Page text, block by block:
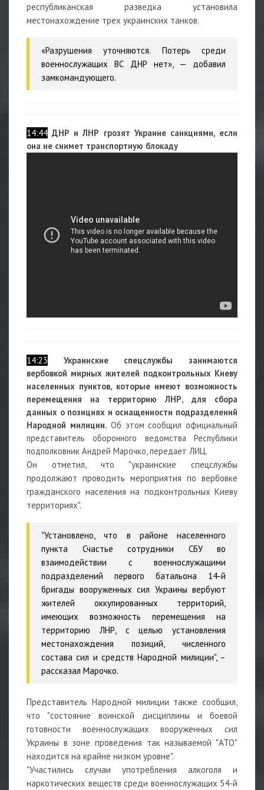
республиканская разведка установила
местонахождение трех украинских танков.
«Разрушения уточняются. Потерь среди
военнослужащих ВС ДНР нет», — добавил
замкомандующего.
14:44 ДНР и ЛНР грозят Украине санкциями, если
она не снимет транспортную блокаду
14:23
Украинские спецслужбы занимаются
вербовкой мирных жителей подконтрольных Киеву
населенных пунктов, которые имеют возможность
перемещения на территорию ЛНР, для сбора
данных о позициях и оснащенности подразделений
Народной милиции. Об этом сообщил официальный
представитель оборонного ведомства Республики
подполковник Андрей Марочко, передает ЛИЦ.
Он отметил, что "украинские спецслужбы
продолжают проводить мероприятия по вербовке
гражданского населения на подконтрольных Киеву
территориях".
"Установлено, что в районе населенного
пункта Счастье сотрудники СБУ во
взаимодействии с военнослужащими
подразделений первого батальона 14-й
бригады вооруженных сил Украины вербуют
жителей оккупированных территорий,
имеющих возможность перемещения на
территорию ЛНР, с целью установления
местонахождения позиций, численного
состава сил и средств Народной милиции", –
рассказал Марочко.
Представитель Народной милиции также сообщил,
что "состояние воинской дисциплины и боевой
готовности военнослужащих вооруженных сил
Украины в зоне проведения так называемой "АТО"
находится на крайне низком уровне".
"Участились случаи употребления алкоголя и
наркотических веществ среди военнослужащих 54-й